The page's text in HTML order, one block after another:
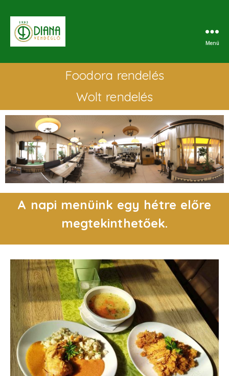
Menü
Foodora rendelés
Wolt rendelés
A napi menüink egy hétre előre
megtekinthetőek.